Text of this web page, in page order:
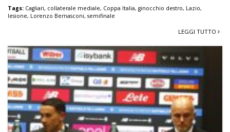
Tags: Cagliari, collaterale mediale, Coppa Italia, ginocchio destro, Lazio,
lesione, Lorenzo Bernasconi, semifinale
LEGGI TUTTO